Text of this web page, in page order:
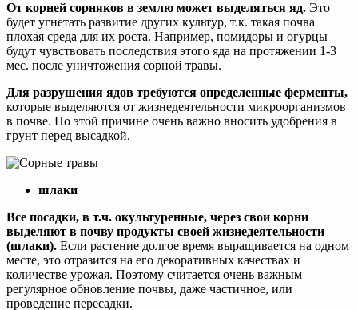
От корней сорняков в землю может выделяться яд. Это
будет угнетать развитие других культур, т.к. такая почва
плохая среда для их роста. Например, помидоры и огурцы
будут чувствовать последствия этого яда на протяжении 1-3
мес. после уничтожения сорной травы.
Для разрушения ядов требуются определенные ферменты,
которые выделяются от жизнедеятельности микроорганизмов
в почве. По этой причине очень важно вносить удобрения в
грунт перед высадкой.
шлаки
Все посадки, в т.ч. окультуренные, через свои корни
выделяют в почву продукты своей жизнедеятельности
(шлаки). Если растение долгое время выращивается на одном
месте, это отразится на его декоративных качествах и
количестве урожая. Поэтому считается очень важным
регулярное обновление почвы, даже частичное, или
проведение пересадки.